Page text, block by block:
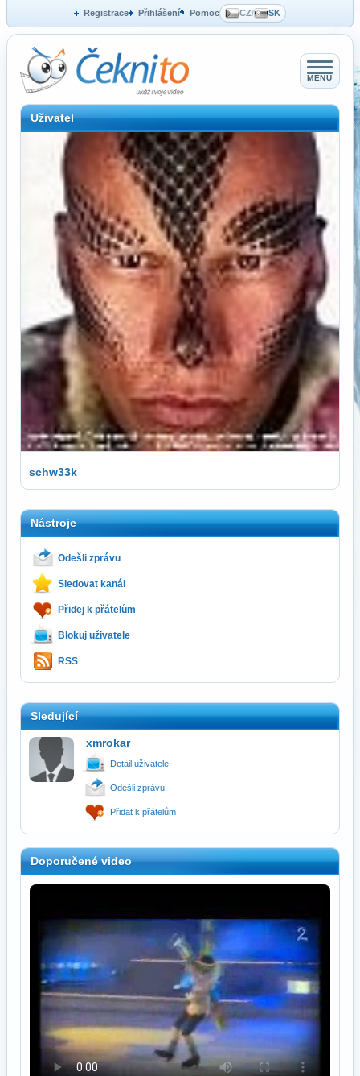
Registrace Přihlášení Pomoc CZ/ SK
MENU
Uživatel
schw33k
Nástroje
Odešli zprávu
Sledovat kanál
Přidej k přátelům
Blokuj uživatele
RSS
Sledující
xmrokar
Detail uživatele
Odešli zprávu
Přidat k přátelům
Doporučené video